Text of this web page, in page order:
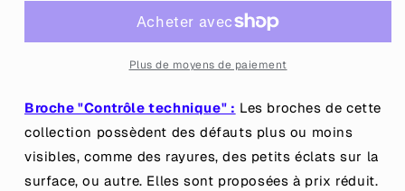
&quot;Je
mon
en
acrylique
marbrée
Broche
&quot;Je
fais
mon
en
acrylique
marbrée
Plus de moyens de paiement
Broche "Contrôle technique" : Les broches de cette
collection possèdent des défauts plus ou moins
visibles, comme des rayures, des petits éclats sur la
surface, ou autre. Elles sont proposées à prix réduit.